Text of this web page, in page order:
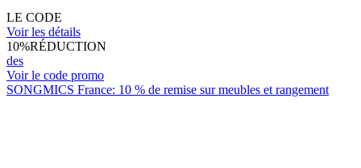
LE CODE
Voir les détails
10%RÉDUCTION
des
Voir le code promo
SONGMICS France: 10 % de remise sur meubles et rangement